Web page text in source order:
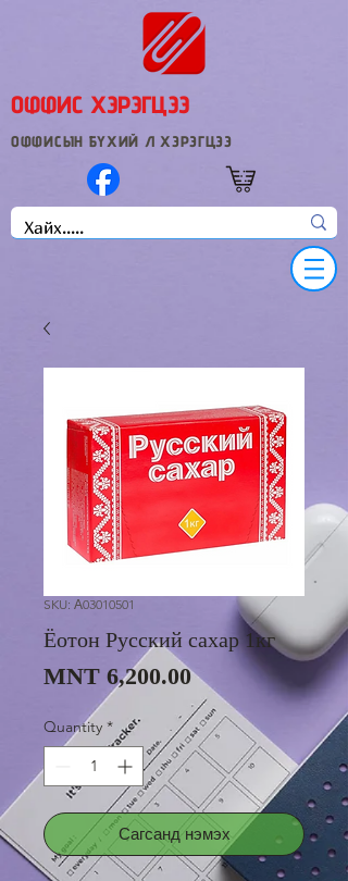
ОФФИС ХЭРЭГЦЭЭ
ОФФИСЫН БҮХИЙ Л ХЭРЭГЦЭЭ
SKU: А03010501
Ёотон Русский сахар 1кг
MNT 6,200.00Price
Quantity *
Сагсанд нэмэх